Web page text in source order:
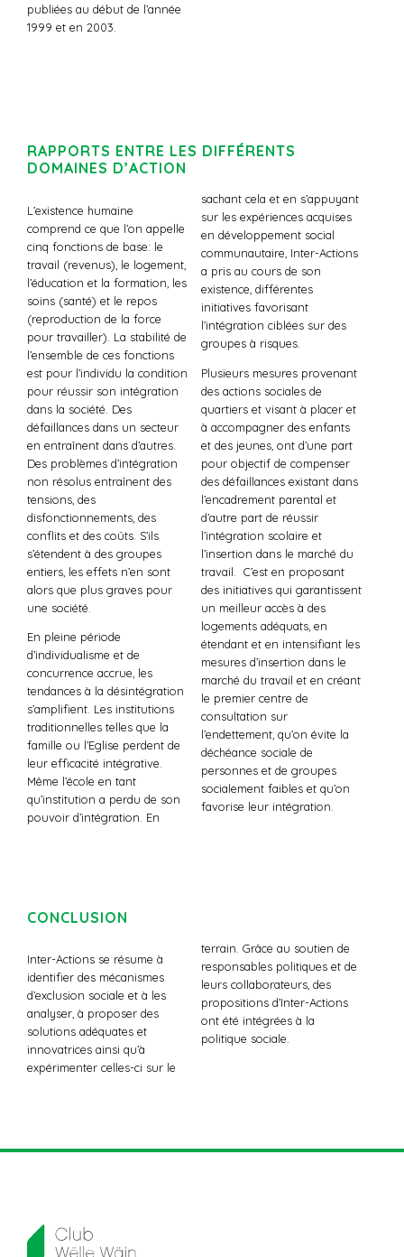
publiées au début de l’année
1999 et en 2003.
RAPPORTS ENTRE LES DIFFÉRENTS
DOMAINES D’ACTION
L’existence humaine
comprend ce que l’on appelle
cinq fonctions de base: le
travail (revenus), le logement,
l’éducation et la formation, les
soins (santé) et le repos
(reproduction de la force
pour travailler). La stabilité de
l’ensemble de ces fonctions
est pour l’individu la condition
pour réussir son intégration
dans la société. Des
défaillances dans un secteur
en entraînent dans d’autres.
Des problèmes d’intégration
non résolus entraînent des
tensions, des
disfonctionnements, des
conflits et des coûts. S’ils
s’étendent à des groupes
entiers, les effets n’en sont
alors que plus graves pour
une société.
En pleine période
d’individualisme et de
concurrence accrue, les
tendances à la désintégration
s’amplifient. Les institutions
traditionnelles telles que la
famille ou l’Eglise perdent de
leur efficacité intégrative.
Même l’école en tant
qu’institution a perdu de son
pouvoir d’intégration. En
sachant cela et en s’appuyant
sur les expériences acquises
en développement social
communautaire, Inter-Actions
a pris au cours de son
existence, différentes
initiatives favorisant
l’intégration ciblées sur des
groupes à risques.
Plusieurs mesures provenant
des actions sociales de
quartiers et visant à placer et
à accompagner des enfants
et des jeunes, ont d’une part
pour objectif de compenser
des défaillances existant dans
l’encadrement parental et
d’autre part de réussir
l’intégration scolaire et
l’insertion dans le marché du
travail. C’est en proposant
des initiatives qui garantissent
un meilleur accès à des
logements adéquats, en
étendant et en intensifiant les
mesures d’insertion dans le
marché du travail et en créant
le premier centre de
consultation sur
l’endettement, qu’on évite la
déchéance sociale de
personnes et de groupes
socialement faibles et qu’on
favorise leur intégration.
CONCLUSION
Inter-Actions se résume à
identifier des mécanismes
d’exclusion sociale et à les
analyser, à proposer des
solutions adéquates et
innovatrices ainsi qu’à
expérimenter celles-ci sur le
terrain. Grâce au soutien de
responsables politiques et de
leurs collaborateurs, des
propositions d’Inter-Actions
ont été intégrées à la
politique sociale.